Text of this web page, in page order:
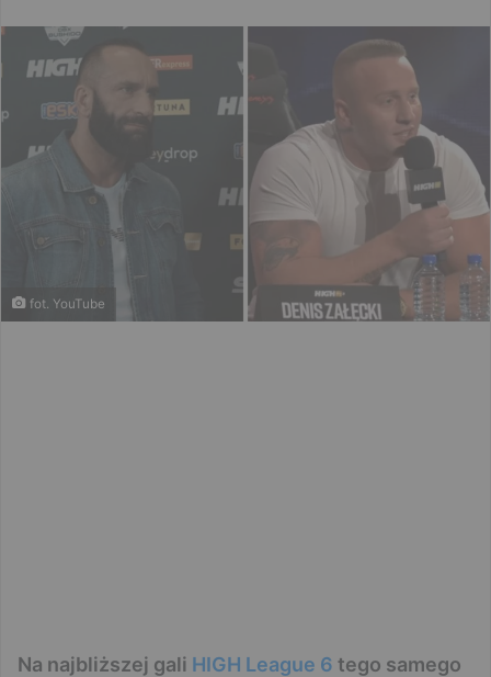
fot. YouTube
Na najbliższej gali HIGH League 6 tego samego